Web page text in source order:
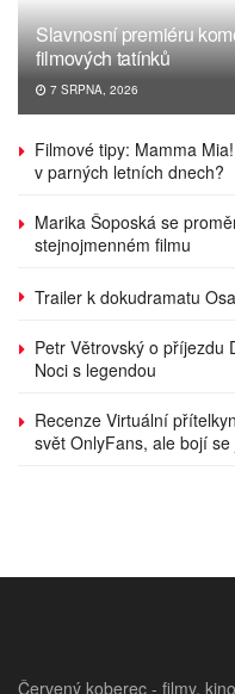
Slavnosní premiéru
filmových tatínků
7 SRPNA, 2026
Filmové tipy: Mamma
v parných letních dnech?
Marika Šoposká se
stejnojmenném filmu
Trailer k dokudramatu
Petr Větrovský o příjezdu
Noci s legendou
Recenze Virtuální
svět OnlyFans, ale bojí
Červený koberec - filmy,